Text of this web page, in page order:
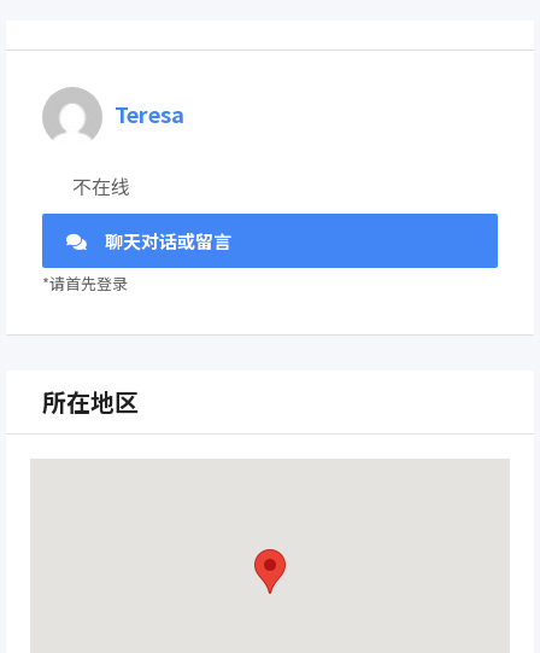
Teresa
不在线
聊天对话或留言
*请首先登录
所在地区